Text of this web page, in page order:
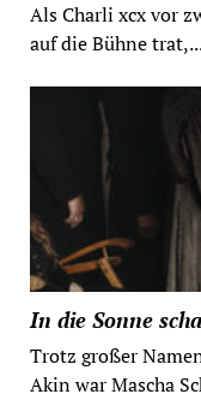
Als Charli xcx vor
auf die Bühne
In die Sonne
Trotz großer
Akin war Mascha